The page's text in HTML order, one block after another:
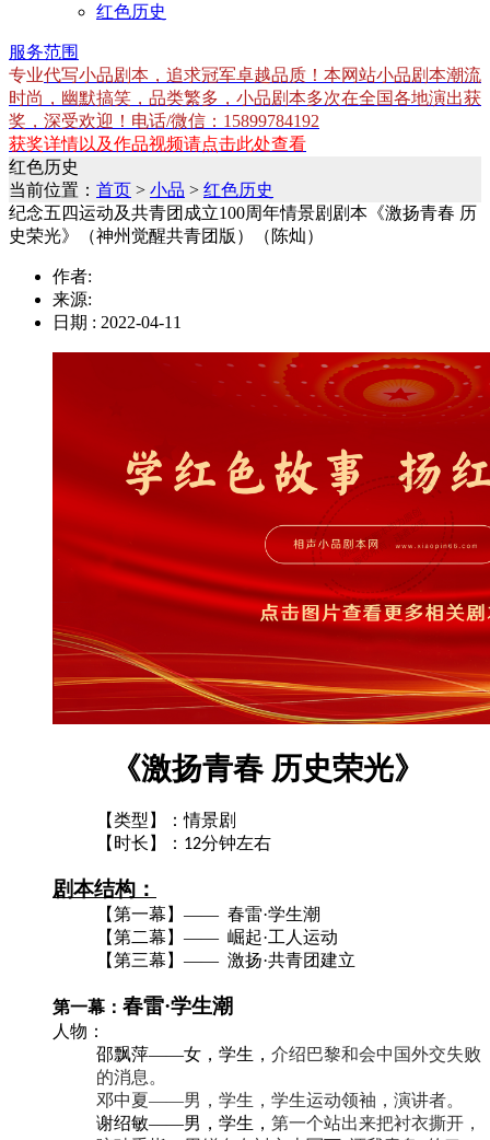
红色历史
服务范围
专业代写小品剧本，追求冠军卓越品质！本网站小品剧本潮流
时尚，幽默搞笑，品类繁多，小品剧本多次在全国各地演出获
奖，深受欢迎！电话/微信：15899784192
获奖详情以及作品视频请点击此处查看
红色历史
当前位置： 首页 > 小品 > 红色历史
纪念五四运动及共青团成立100周年情景剧剧本《激扬青春 历
史荣光》（神州觉醒共青团版）（陈灿）
作者:
来源:
日期 : 2022-04-11
《激扬青春 历史荣光》
【类型】：情景剧
【时长】： 12分钟左右
剧本结构：
【第一幕】 —— 春雷·学生潮
【第二幕】 —— 崛起·工人运动
【第三幕】 —— 激扬·共青团建立
第一幕： 春雷·学生潮
人物：
邵飘萍——女，学生， 介绍巴黎和会中国外交失败
的消息。
邓中夏——男，学生，学生运动领袖，演讲者。
谢绍敏——男，学生， 第一个站出来把衬衣撕开，